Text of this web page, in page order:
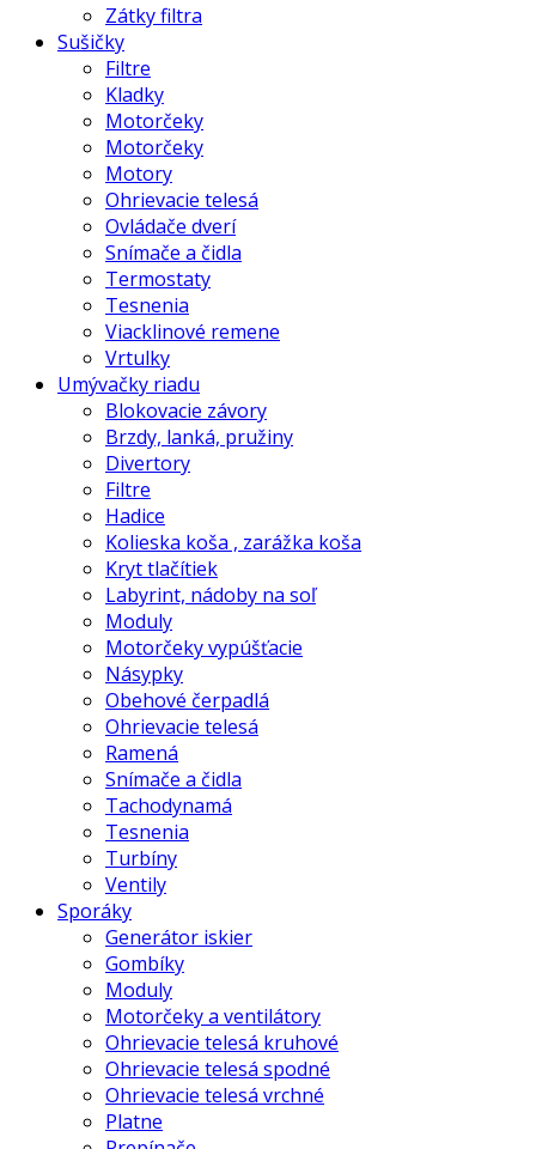
Zátky filtra
Sušičky
Filtre
Kladky
Motorčeky
Motorčeky
Motory
Ohrievacie telesá
Ovládače dverí
Snímače a čidla
Termostaty
Tesnenia
Viacklinové remene
Vrtulky
Umývačky riadu
Blokovacie závory
Brzdy, lanká, pružiny
Divertory
Filtre
Hadice
Kolieska koša , zarážka koša
Kryt tlačítiek
Labyrint, nádoby na soľ
Moduly
Motorčeky vypúšťacie
Násypky
Obehové čerpadlá
Ohrievacie telesá
Ramená
Snímače a čidla
Tachodynamá
Tesnenia
Turbíny
Ventily
Sporáky
Generátor iskier
Gombíky
Moduly
Motorčeky a ventilátory
Ohrievacie telesá kruhové
Ohrievacie telesá spodné
Ohrievacie telesá vrchné
Platne